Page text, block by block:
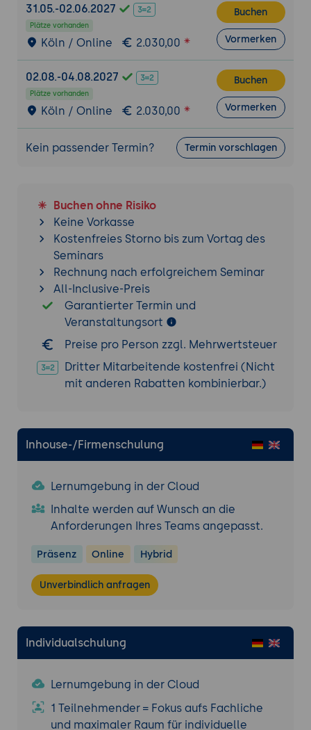
Deployment, Skalierung und Integration
Bereitstellung von Bot-Anwendungen in
Azure und anderen Cloud-Umgebungen
Einsatz von Auto Scaling und Load
Balancing für hohe Verfügbarkeit
Integration in bestehende CRM-, ERP- oder
Support-Systeme
Fallstudien zur erfolgreichen Umsetzung
und Integration in Unternehmensprozesse
und Autorisierungsmechanismen in Bot-
Systemen
Umsetzung von Datenschutz- und
Sicherheitsrichtlinien gemäß Compliance-
Vorgaben
Diskussion ethischer Fragestellungen und
Bias in KI-Anwendungen
Ausblick auf zukünftige Trends und
Innovationen im Bereich Conversational AI
Praktische Abschlussübung
End-Szenario zur Implementierung eines
intelligenten Bots mit Azure
Azure Bot Service, integrieren Cognitive
Services) und bauen einen Dialogfluss für
eine Beispielanwendung
Ergebnis: Jede Gruppe präsentiert ihr
der zentralen Funktionen; anschließend
Verbesserungspotenzialen
31.05.-02.06.2027
Plätze vorhanden
Köln / Online 2.030,00
Buchen
Vormerken
02.08.-04.08.2027
Plätze vorhanden
Köln / Online 2.030,00
Buchen
Vormerken
Kein passender Termin? Termin vorschlagen
Buchen ohne Risiko
Keine Vorkasse
Kostenfreies Storno bis zum Vortag des
Seminars
Rechnung nach erfolgreichem Seminar
All-Inclusive-Preis
Garantierter Termin und
Veranstaltungsort
Preise pro Person zzgl. Mehrwertsteuer
Dritter Mitarbeitende kostenfrei (Nicht
mit anderen Rabatten kombinierbar.)
Inhouse-/Firmenschulung
Lernumgebung in der Cloud
Inhalte werden auf Wunsch an die
Anforderungen Ihres Teams angepasst.
Präsenz Online Hybrid
Unverbindlich anfragen
Individualschulung
Lernumgebung in der Cloud
1 Teilnehmender = Fokus aufs Fachliche
und maximaler Raum für individuelle